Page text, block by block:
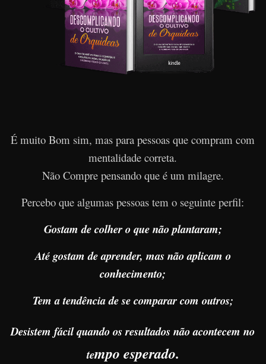
É muito Bom sim, mas para pessoas que compram com
mentalidade correta.
Não Compre pensando que é um milagre.
Percebo que algumas pessoas tem o seguinte perfil:
Gostam de colher o que não plantaram;
Até gostam de aprender, mas não aplicam o
conhecimento;
Tem a tendência de se comparar com outros;
Desistem fácil quando os resultados não acontecem no
tempo esperado.